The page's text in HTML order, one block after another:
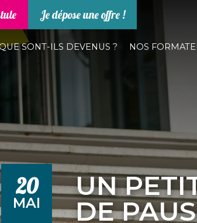
Je dépose une offre !
SONT-ILS DEVENUS ? NOS
20
MAI
UN
DE